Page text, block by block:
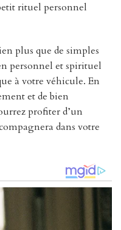
rituel personnel
plus que de simples
personnel et spirituel
à votre véhicule. En
et de bien
profiter d’un
dans votre